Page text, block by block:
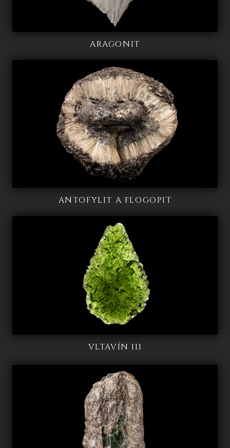
ARAGONIT
ANTOFYLIT A FLOGOPIT
VLTAVÍN III